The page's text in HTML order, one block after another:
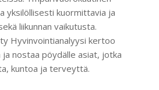
yksilöllisesti kuormittavia ja
liikunnan vaikutusta.
Hyvinvointianalyysi kertoo
nostaa pöydälle asiat, jotka
kuntoa ja terveyttä.